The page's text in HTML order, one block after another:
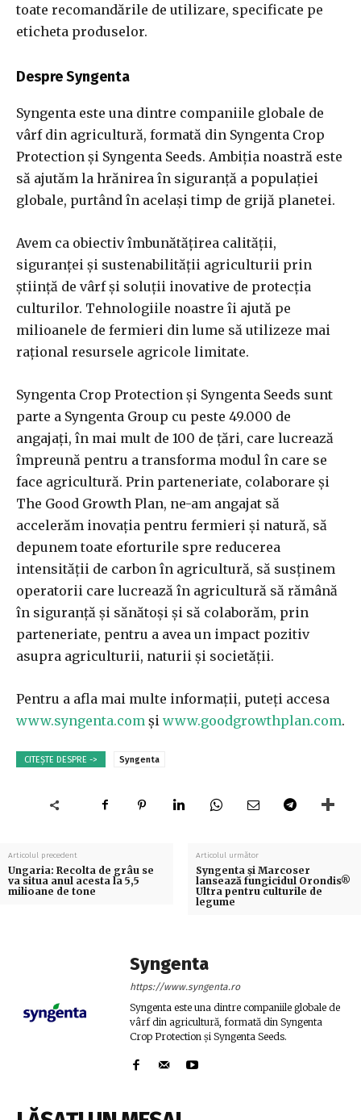
toate recomandările de utilizare, specificate pe
eticheta produselor.
Despre Syngenta
Syngenta este una dintre companiile globale de
vârf din agricultură, formată din Syngenta Crop
Protection și Syngenta Seeds. Ambiția noastră este
să ajutăm la hrănirea în siguranță a populației
globale, purtând în același timp de grijă planetei.
Avem ca obiectiv îmbunătățirea calității,
siguranței și sustenabilității agriculturii prin
știință de vârf și soluții inovative de protecția
culturilor. Tehnologiile noastre îi ajută pe
milioanele de fermieri din lume să utilizeze mai
rațional resursele agricole limitate.
Syngenta Crop Protection și Syngenta Seeds sunt
parte a Syngenta Group cu peste 49.000 de
angajați, în mai mult de 100 de țări, care lucrează
împreună pentru a transforma modul în care se
face agricultură. Prin parteneriate, colaborare și
The Good Growth Plan, ne-am angajat să
accelerăm inovația pentru fermieri și natură, să
depunem toate eforturile spre reducerea
intensității de carbon în agricultură, să susținem
operatorii care lucrează în agricultură să rămână
în siguranță și sănătoși și să colaborăm, prin
parteneriate, pentru a avea un impact pozitiv
asupra agriculturii, naturii și societății.
Pentru a afla mai multe informații, puteți accesa
www.syngenta.com și www.goodgrowthplan.com.
CITEȘTE DESPRE -> Syngenta
Articolul precedent
Ungaria: Recolta de grâu se
va situa anul acesta la 5,5
milioane de tone
Articolul următor
Syngenta și Marcoser
lansează fungicidul Orondis®
Ultra pentru culturile de
legume
Syngenta
https://www.syngenta.ro
Syngenta este una dintre companiile globale de
vârf din agricultură, formată din Syngenta
Crop Protection și Syngenta Seeds.